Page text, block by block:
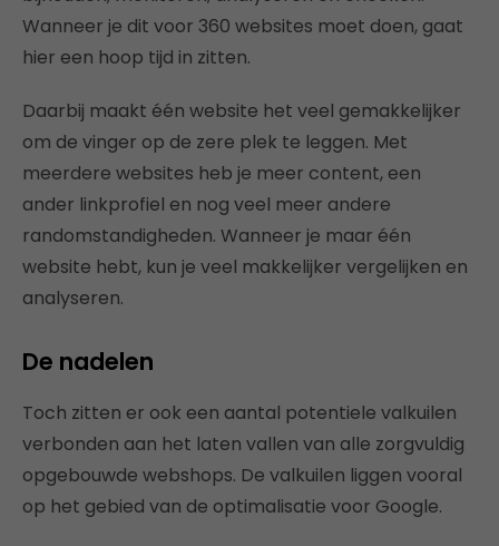
Wanneer je dit voor 360 websites moet doen, gaat
hier een hoop tijd in zitten.
Daarbij maakt één website het veel gemakkelijker
om de vinger op de zere plek te leggen. Met
meerdere websites heb je meer content, een
ander linkprofiel en nog veel meer andere
randomstandigheden. Wanneer je maar één
website hebt, kun je veel makkelijker vergelijken en
analyseren.
De nadelen
Toch zitten er ook een aantal potentiele valkuilen
verbonden aan het laten vallen van alle zorgvuldig
opgebouwde webshops. De valkuilen liggen vooral
op het gebied van de optimalisatie voor Google.